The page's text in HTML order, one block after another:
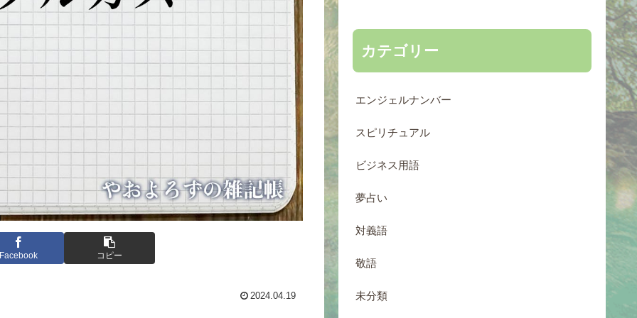
Facebook コピー
2024.04.19
カテゴリー
エンジェルナンバー
スピリチュアル
ビジネス用語
夢占い
対義語
敬語
未分類